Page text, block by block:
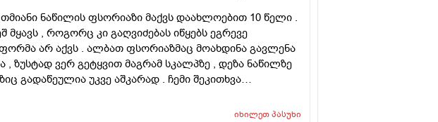
ნაწილის ფსორიაზი მაქვს დაახლოებით 10 წელი .
, როგორც კი გაღვიძებას იწყებს ეგრევე
არ აქვს . ალბათ ფსორიაზმაც მოახდინა გავლენა
, ზუსტად ვერ გეტყვით მაგრამ სკალპზე , დეზა ნაწილზე
გადაწეულია უკვე აშკარად . ჩემი შეკითხვა
დროს ? არ მინდა რომ ამ პროცედურებმა კიდევ უფრო
იხილეთპასუხი